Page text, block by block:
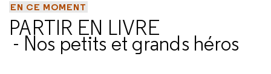
EN CE MOMENT
PARTIR EN LIVRE
- Nos petits et grands héros